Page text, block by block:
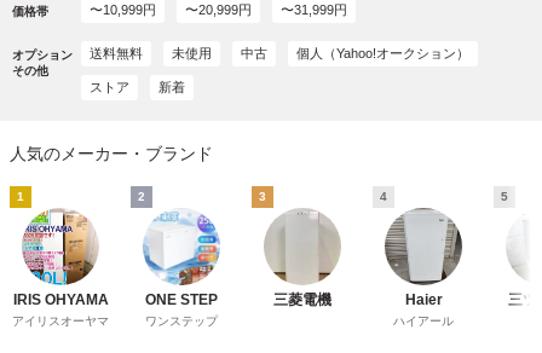
価格帯 〜10,999円 〜20,999円 〜31,999円
オプション
その他
送料無料 未使用 中古 個人（Yahoo!オークション）
ストア 新着
人気のメーカー・ブランド
1
IRIS OHYAMA
アイリスオーヤマ
2
ONE STEP
ワンステップ
3
三菱電機
4
Haier
ハイアール
5
三ツ